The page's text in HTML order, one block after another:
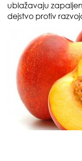
ublažavaju
dejstvo protiv